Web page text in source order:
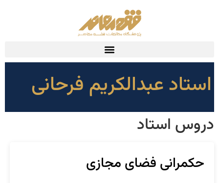
استاد عبدالکریم فرحانی
دروس استاد
حکمرانی فضای مجازی